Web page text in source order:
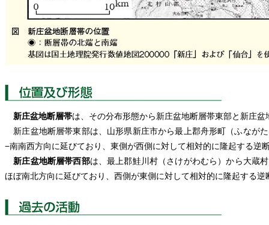
新庄盆地断層帯は、その分布形態から新庄盆地断層帯東部と新庄
新庄盆地断層帯東部は、山形県新庄市から最上郡舟形町（ふなが
−南南西方向に延びており、東側が西側に対して相対的に隆起する逆
新庄盆地断層帯西部は、最上郡鮭川村（さけがわむら）から大蔵
ほぼ南北方向に延びており、西側が東側に対して相対的に隆起する逆